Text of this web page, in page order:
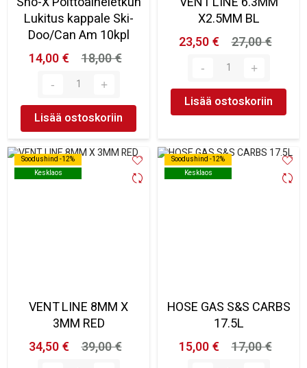
Lukitus kappale Ski-
Doo/Can Am 10kpl
14,00 €
18,00 €
Lisää ostoskoriin
X2.5MM BL
23,50 €
27,00 €
Lisää ostoskoriin
Soodushind -12%
Kesklaos
Soodushind -12%
Kesklaos
VENT LINE 8MM X
3MM RED
34,50 €
39,00 €
Soodushind -12%
Kesklaos
Soodushind -12%
Kesklaos
HOSE GAS S&S CARBS
17.5L
15,00 €
17,00 €